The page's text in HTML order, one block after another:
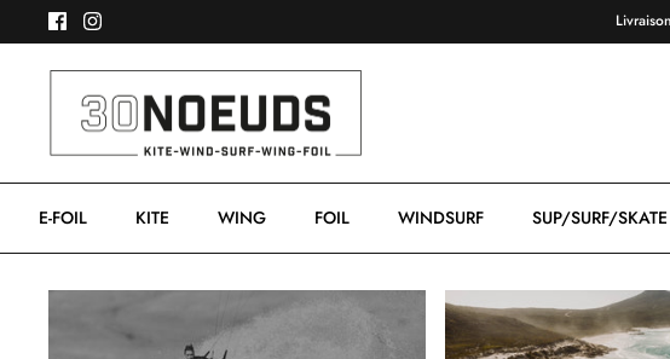
Passer
au
contenu
E-FOIL KITE WING FOIL WINDSURF SUP/SURF/SKATE